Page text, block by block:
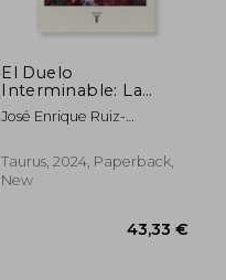
El Duelo
Interminable: La
Batalla Cultural del
Largo Siglo xx (1871-
José Enrique Ruiz-
Taurus, 2024, Paperback,
New